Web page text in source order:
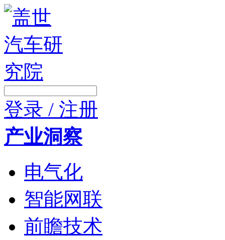
登录 / 注册
产业洞察
电气化
智能网联
前瞻技术